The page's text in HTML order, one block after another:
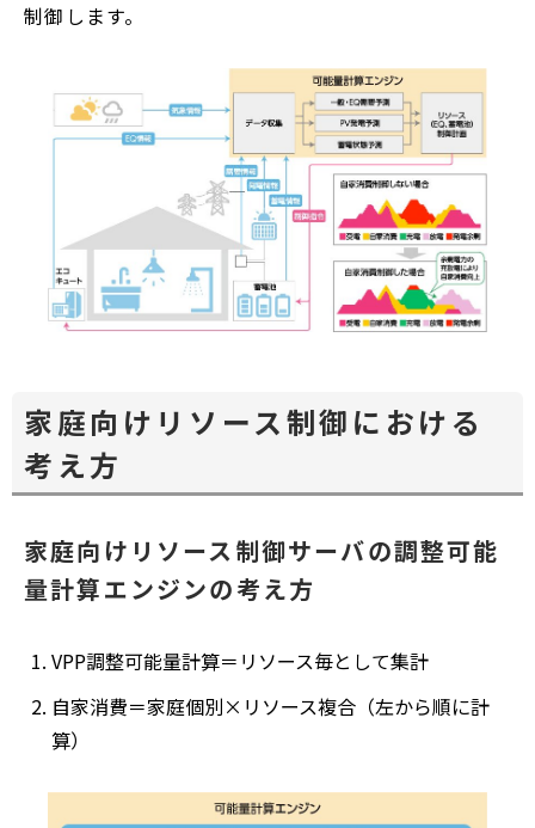
制御します。
家庭向けリソース制御における
考え方
家庭向けリソース制御サーバの調整可能
量計算エンジンの考え方
VPP調整可能量計算＝リソース毎として集計
自家消費＝家庭個別×リソース複合（左から順に計
算）